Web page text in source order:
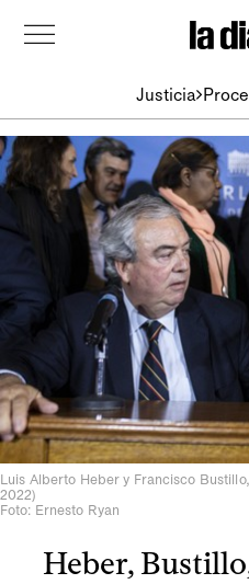
Justicia
Luis Alberto Heber y Francisco
2022)
Foto: Ernesto Ryan
Heber,